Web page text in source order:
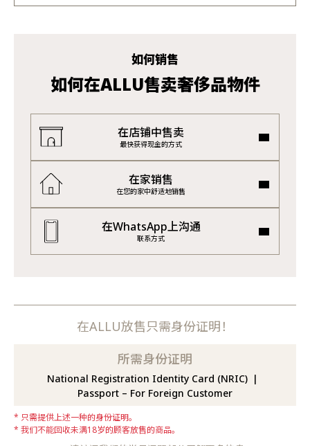
如何销售
如何在ALLU售卖奢侈品物件
在店铺中售卖
最快获得现金的方式
在家销售
在您的家中舒适地销售
在WhatsApp上沟通
联系方式
在ALLU放售只需身份证明！
所需身份证明
National Registration Identity Card (NRIC)
Passport – For Foreign Customer
只需提供上述一种的身份证明。
我们不能回收未满18岁的顾客放售的商品。